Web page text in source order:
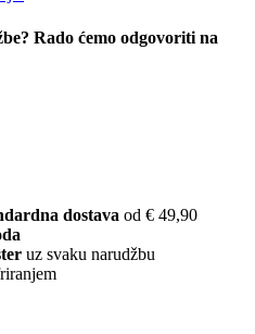
Rado ćemo odgovoriti na
dostava od € 49,90
uz svaku narudžbu